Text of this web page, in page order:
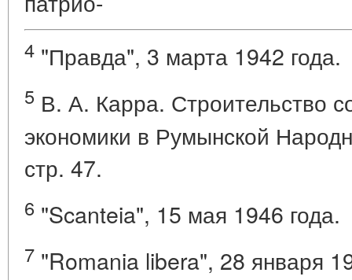
4 "Правда", 3 марта 1942 года.
5 В. А. Карра. Строительство
экономики в Румынской
стр. 47.
6 "Scanteia", 15 мая 1946 года.
7 "Romania libera", 28 января